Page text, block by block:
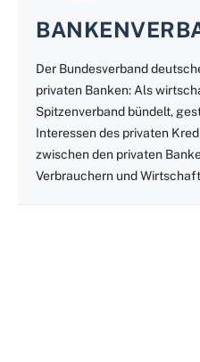
Der Bundesverband
privaten Banken: Als
Spitzenverband bündelt,
Interessen des privaten
zwischen den privaten
Verbrauchern und